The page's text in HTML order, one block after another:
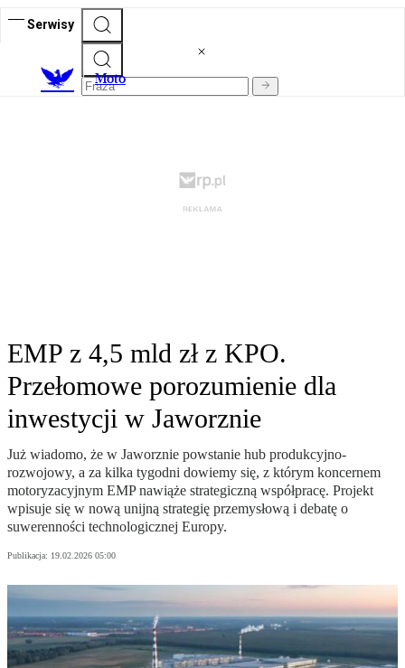
Serwisy
Moto
EMP z 4,5 mld zł z KPO.
Przełomowe porozumienie dla
inwestycji w Jaworznie
Już wiadomo, że w Jaworznie powstanie hub produkcyjno-
rozwojowy, a za kilka tygodni dowiemy się, z którym koncernem
motoryzacyjnym EMP nawiąże strategiczną współpracę. Projekt
wpisuje się w nową unijną strategię przemysłową i debatę o
suwerenności technologicznej Europy.
Publikacja: 19.02.2026 05:00